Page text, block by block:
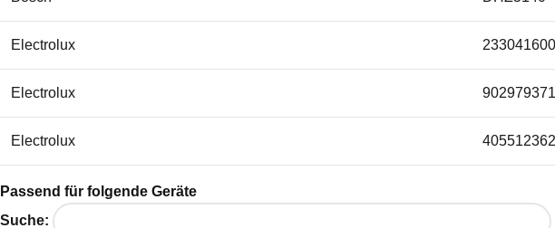
Electrolux
Electrolux
Electrolux
Electrolux
Passend für folgende Geräte
Suche: